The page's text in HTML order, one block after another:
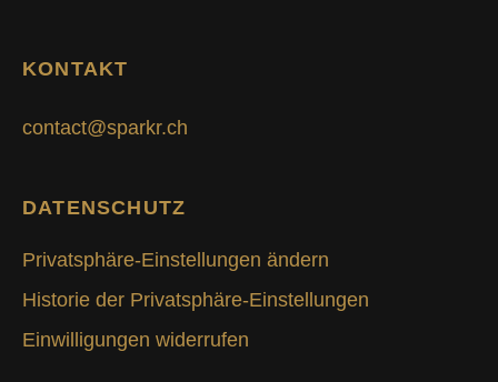
KONTAKT
contact@sparkr.ch
DATENSCHUTZ
Privatsphäre-Einstellungen ändern
Historie der Privatsphäre-Einstellungen
Einwilligungen widerrufen